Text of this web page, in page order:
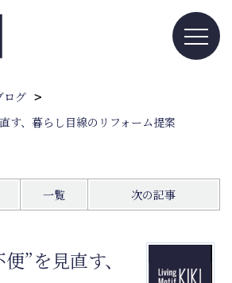
ログ
す、暮らし目線のリフォーム提案
一覧 次の記事
”を見直す、